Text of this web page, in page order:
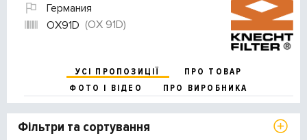
Германия
OX91D (OX 91D)
УСІ ПРОПОЗИЦІЇ
ПРО ТОВАР
ФОТО І ВІДЕО
ПРО ВИРОБНИКА
Фільтри та сортування